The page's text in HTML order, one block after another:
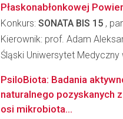
Płaskonabłonkowej
Konkurs: SONATA BIS 15 ,
Kierownik: prof. Adam
Śląski Uniwersytet
PsiloBiota: Badania
naturalnego pozyskanych
osi mikrobiota...